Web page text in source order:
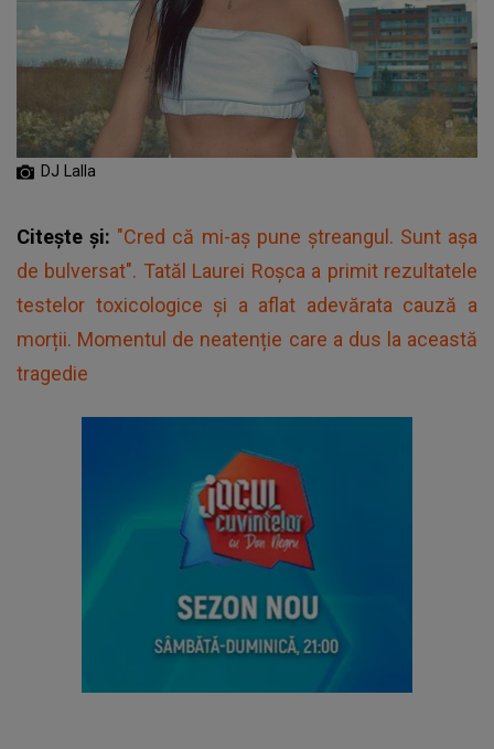
DJ Lalla
Citește și: "Cred că mi-aș pune ștreangul. Sunt așa
de bulversat". Tatăl Laurei Roșca a primit rezultatele
testelor toxicologice și a aflat adevărata cauză a
morții. Momentul de neatenție care a dus la această
tragedie